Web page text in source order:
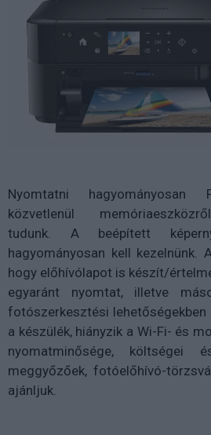
Nyomtatni
közvetlenül
tudunk. A beépített
hagyományosan kell kezelnünk.
hogy előhívólapot is készít/
egyaránt nyomtat, illetve
fotószerkesztési
a készülék, hiányzik a Wi-Fi- és
nyomatminősége, költségei
meggyőzőek, fotóelőhívó-
ajánljuk.